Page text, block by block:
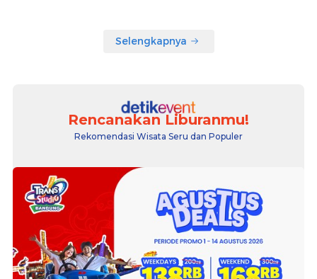
Selengkapnya
Rencanakan Liburanmu!
Rekomendasi Wisata Seru dan Populer